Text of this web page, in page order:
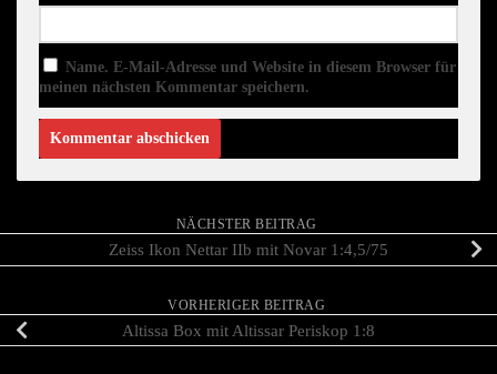
Name, E-Mail-Adresse und Website in diesem Browser für
meinen nächsten Kommentar speichern.
NÄCHSTER BEITRAG
Zeiss Ikon Nettar IIb mit Novar 1:4,5/75
VORHERIGER BEITRAG
Altissa Box mit Altissar Periskop 1:8